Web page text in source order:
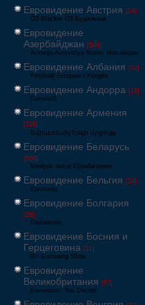
Евровидение Австрия [24]
Ö3-Wecker Ö3 Будильник
Евровидение
Азербайджан [549]
Avrovijn Avroviziya Mahnı Müsabiqəsi
Евровидение Албания [32]
Festivali Evropian i Këngës
Евровидение Андорра [15]
Eurovisió
Евровидение Армения
[228]
Եվրատեսիլ երգի մրցույթ
Евровидение Беларусь
[600]
Конкурс песні Еўрабачанне
Евровидение Бельгия [24]
Eurosong
Евровидение Болгария
[26]
Евровизия
Евровидение Босния и
Герцеговина [21]
BH Eurosong Show
Евровидение
Великобритания [67]
Eurovision: You Decide